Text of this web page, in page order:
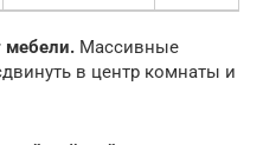
мебели. Массивные
в центр комнаты и